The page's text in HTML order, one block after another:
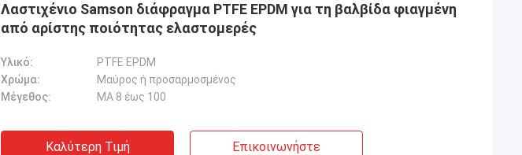
Λαστιχένιο Samson διάφραγμα PTFE EPDM για τη βαλβίδα φιαγμένη
από αρίστης ποιότητας ελαστομερές
Υλικό:
PTFE EPDM
Χρώμα:
Μαύρος ή προσαρμοσμένος
Μέγεθος:
ΜΑ 8 έως 100
Καλύτερη Τιμή Επικοινωνήστε